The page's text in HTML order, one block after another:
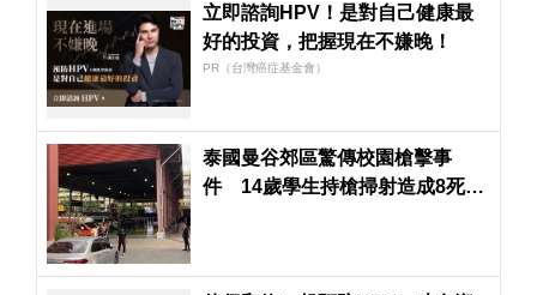
立即諮詢HPV！是對自己健康最
好的投資，把握現在不嫌晚！
PR（台灣癌症基金會）
泰國曼谷郊區驚傳校園槍擊事
件 14歲學生持槍掃射造成8死、